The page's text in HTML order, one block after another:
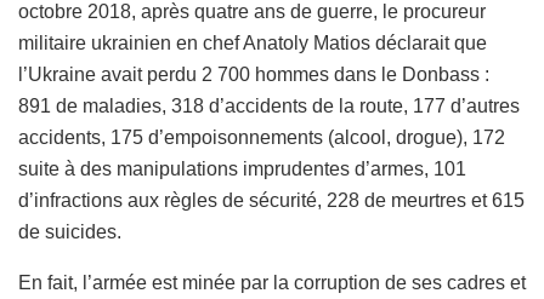
octobre 2018, après quatre ans de guerre, le procureur
militaire ukrainien en chef Anatoly Matios déclarait que
l’Ukraine avait perdu 2 700 hommes dans le Donbass :
891 de maladies, 318 d’accidents de la route, 177 d’autres
accidents, 175 d’empoisonnements (alcool, drogue), 172
suite à des manipulations imprudentes d’armes, 101
d’infractions aux règles de sécurité, 228 de meurtres et 615
de suicides.
En fait, l’armée est minée par la corruption de ses cadres et